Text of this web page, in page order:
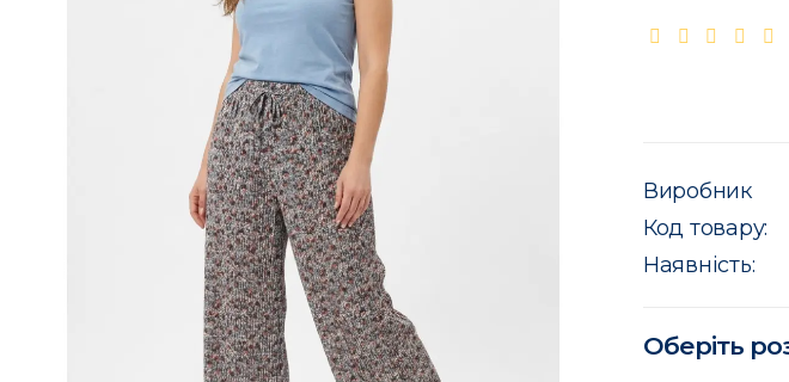
Виробник
Код товару:
Наявність:
Оберіть